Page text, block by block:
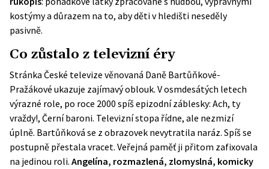
kostýmy a důrazem na to, aby děti v hledišti neseděly
pasivně.
Co zůstalo z televizní éry
Stránka České televize věnovaná Daně Bartůňkové-
Pražákové ukazuje zajímavý oblouk. V osmdesátých letech
výrazné role, po roce 2000 spíš epizodní záblesky: Ach, ty
vraždy!, Černí baroni. Televizní stopa řídne, ale nezmizí
úplně. Bartůňková se z obrazovek nevytratila naráz. Spíš se
postupně přestala vracet. Veřejná paměť ji přitom zafixovala
na jedinou roli. Angelína, rozmazlená, zlomyslná, komicky